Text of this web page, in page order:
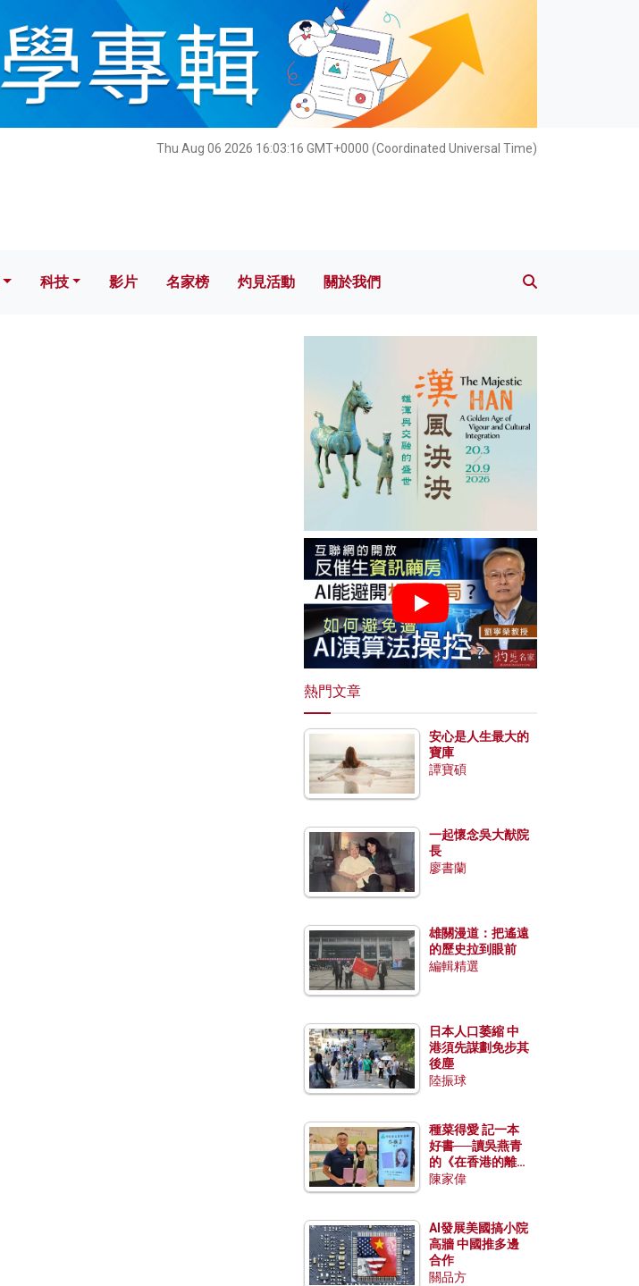
Thu Aug 06 2026 16:03:17 GMT+0000 (Coordinated Universal Time)
科技 影片 名家榜 灼見活動 關於我們
科技 影片 名家榜 灼見活動 關於我們
熱門文章
安心是人生最大的
寶庫
譚寶碩
一起懷念吳大猷院
長
廖書蘭
雄關漫道：把遙遠
的歷史拉到眼前
編輯精選
日本人口萎縮 中
港須先謀劃免步其
後塵
陸振球
種菜得愛 記一本
好書──讀吳燕青
的《在香港的離島
種菜》
陳家偉
AI發展美國搞小院
高牆 中國推多邊
合作
關品方